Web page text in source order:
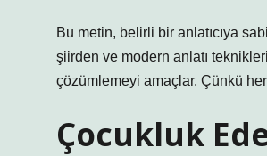
Bu metin, belirli bir anlatıcıya
şiirden ve modern anlatı
çözümlemeyi amaçlar. Çünkü her
Çocukluk